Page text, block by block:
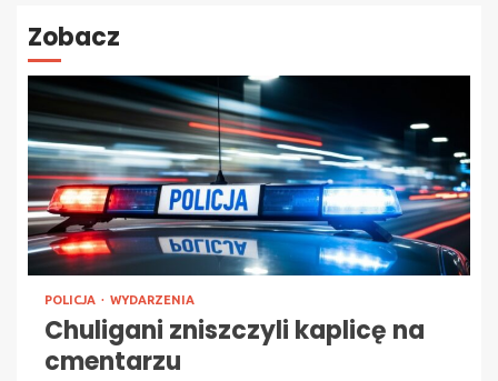
Zobacz
POLICJA WYDARZENIA
Chuligani zniszczyli kaplicę na
cmentarzu